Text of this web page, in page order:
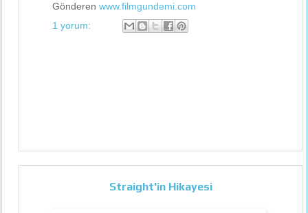
Gönderen www.filmgundemi.com
1 yorum:
Straight'in Hikayesi